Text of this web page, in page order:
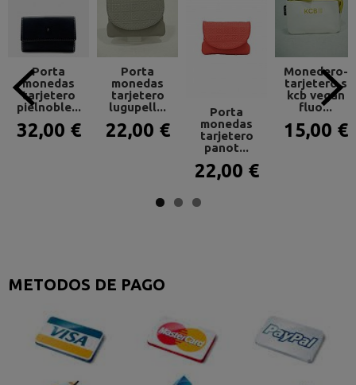
METODOS DE PAGO
Porta
monedas
tarjetero
pielnoble...
32,00 €
Porta
monedas
tarjetero
lugupell...
22,00 €
Porta
monedas
tarjetero
panot...
22,00 €
Monedero-
tarjetero s
kcb vegan
fluo...
15,00 €